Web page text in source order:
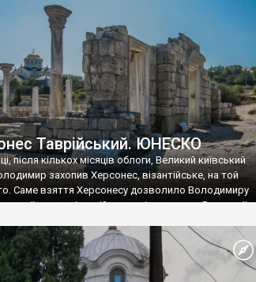
доби. Раритети викрадені з фондів об’єкту
спадщини ЮНЕСКО «Херсонеса Таврійського».
– на виставку «Золото Візантії», але експерти та
Україні вважають це лише […]
Таврійський. ЮНЕСКО
після кількох місяців облоги, Великий київський
захопив Херсонес, візантійське, на той
Саме взяття Херсонесу дозволило Володимиру
свої умови візантійському імператору Василю ІІ,
Володимир-язичник, став Василем-
А потім було Хрещення Русі. На честь
Таврійського названо місто […]